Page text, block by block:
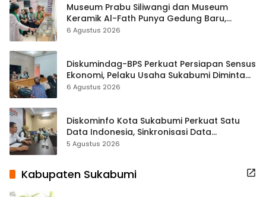
Museum Prabu Siliwangi dan Museum
Keramik Al-Fath Punya Gedung Baru,
Hampir 500 Koleksi Dipisahkan
6 Agustus 2026
Diskumindag-BPS Perkuat Persiapan Sensus
Ekonomi, Pelaku Usaha Sukabumi Diminta
Terbuka Beri Data
6 Agustus 2026
Diskominfo Kota Sukabumi Perkuat Satu
Data Indonesia, Sinkronisasi Data
Kewilayahan Dikebut
5 Agustus 2026
Kabupaten Sukabumi